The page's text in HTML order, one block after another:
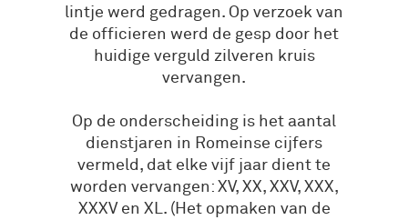
lintje werd gedragen. Op verzoek van
de officieren werd de gesp door het
huidige verguld zilveren kruis
vervangen.
Op de onderscheiding is het aantal
dienstjaren in Romeinse cijfers
vermeld, dat elke vijf jaar dient te
worden vervangen: XV, XX, XXV, XXX,
XXXV en XL. (Het opmaken van de